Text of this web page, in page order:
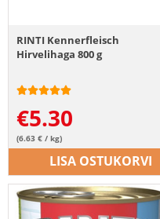
RINTI Kennerfleisch
Hirvelihaga 800 g
€5.30
(6.63 € / kg)
LISA OSTUKORVI